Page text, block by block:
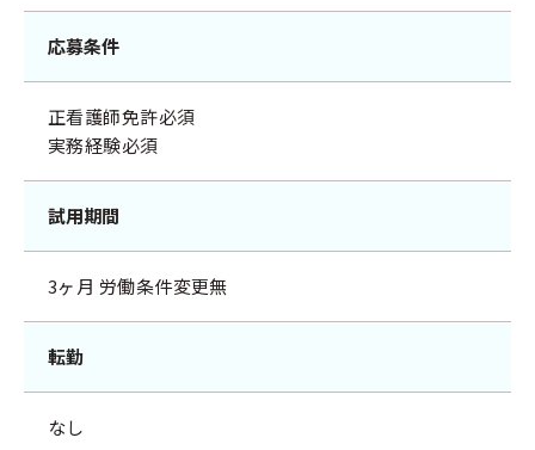
応募条件
正看護師免許必須
実務経験必須
試用期間
3ヶ月 労働条件変更無
転勤
なし